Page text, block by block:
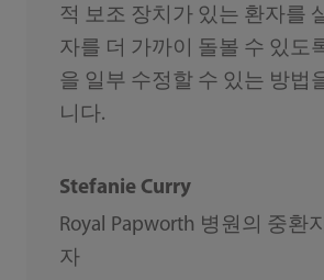
적 보조 장치가 있는 환자를
자를 더 가까이 돌볼 수 있도
을 일부 수정할 수 있는 방법
니다.
Stefanie Curry
Royal Papworth 병원의 중환
자